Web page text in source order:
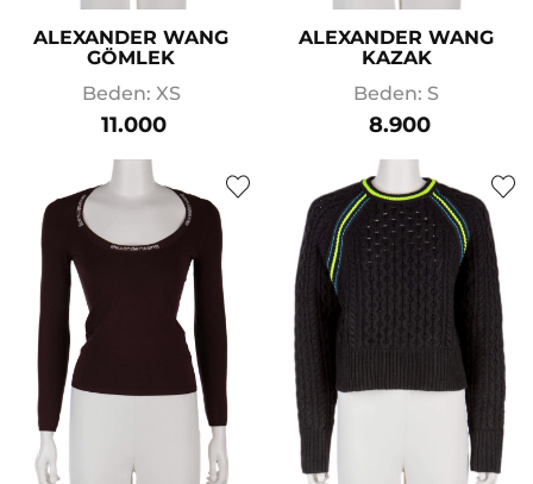
ALEXANDER WANG
GÖMLEK
Beden: XS
11.000
ALEXANDER WANG
KAZAK
Beden: S
8.900